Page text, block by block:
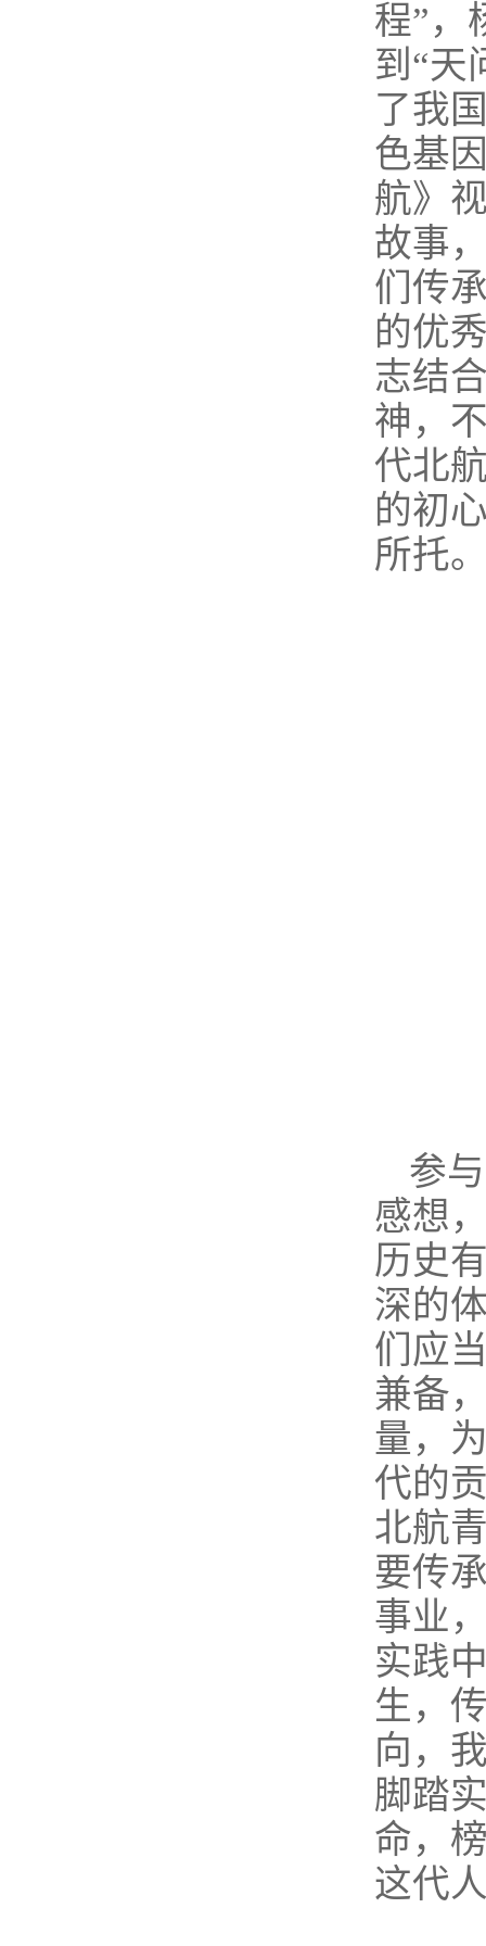
程”，
到“天
了我
色基
航》
故事
们传
的优
志结
神，
代北
的初
所托
参
感想
历史
深的
们应
兼备
量，
代的
北航
要传
事业
实践
生，
向，
脚踏
命，
这代